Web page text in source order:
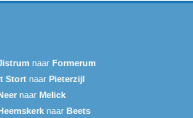
naar Formerum
Stort naar Pieterzijl
naar Melick
naar Beets